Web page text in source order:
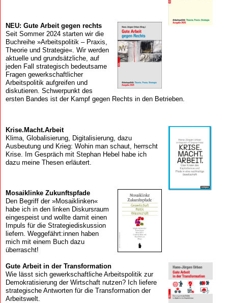
NEU: Gute Arbeit gegen rechts
Seit Sommer 2024 starten wir die
Buchreihe »Arbeitspolitik – Praxis,
Theorie und Strategie«. Wir werden
aktuelle und grundsätzliche, auf
jeden Fall strategisch bedeutsame
Fragen gewerkschaftlicher
Arbeitspolitik aufgreifen und
diskutieren. Schwerpunkt des
ersten Bandes ist der Kampf gegen Rechts in den Betrieben.
Krise.Macht.Arbeit
Klima, Globalisierung, Digitalisierung, dazu
Ausbeutung und Krieg: Wohin man schaut, herrscht
Krise. Im Gespräch mit Stephan Hebel habe ich
dazu meine Thesen erläutert.
Mosaik­linke Zukunfts­pfade
Den Begriff der »Mosaiklinken«
habe ich in den linken Diskursraum
eingespeist und wollte damit einen
Impuls für die Strategiediskussion
liefern. Weggefährt:innen haben
mich mit einem Buch dazu
überrascht!
Gute Arbeit in der Transformation
Wie lässt sich gewerkschaftliche Arbeitspolitik zur
Demokratisierung der Wirtschaft nutzen? Ich liefere
strategische Antworten für die Transformation der
Arbeitswelt.